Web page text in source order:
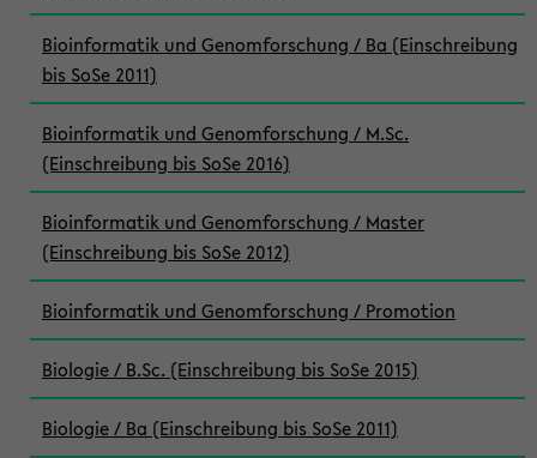
Bioinformatik und Genomforschung / Ba (Einschreibung
bis SoSe 2011)
Bioinformatik und Genomforschung / M.Sc.
(Einschreibung bis SoSe 2016)
Bioinformatik und Genomforschung / Master
(Einschreibung bis SoSe 2012)
Bioinformatik und Genomforschung / Promotion
Biologie / B.Sc. (Einschreibung bis SoSe 2015)
Biologie / Ba (Einschreibung bis SoSe 2011)